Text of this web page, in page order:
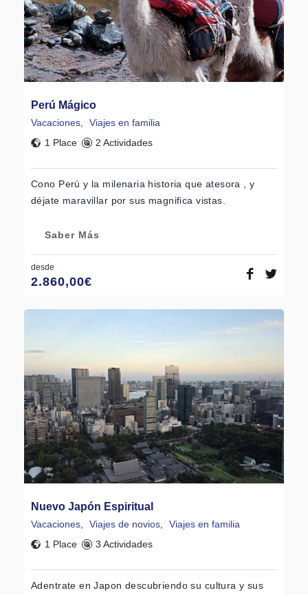
Perú Mágico
Vacaciones
Viajes en familia
1 Place
2 Actividades
Cono Perú y la milenaria historia que atesora , y
déjate maravillar por sus magnifica vistas.
Saber Más
desde
2.860,00€
Nuevo Japón Espiritual
Vacaciones Viajes de novios
Viajes en familia
1 Place
3 Actividades
Adentrate en Japon descubriendo su cultura y sus